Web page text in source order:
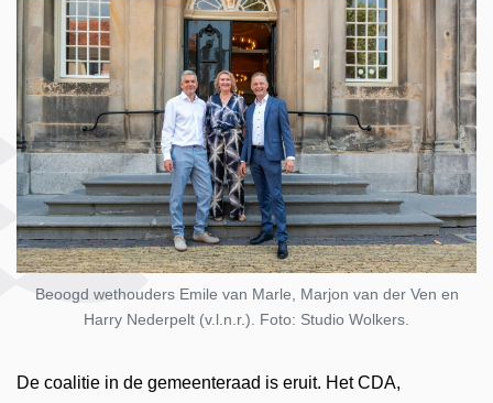
Beoogd wethouders Emile van Marle, Marjon van der Ven en
Harry Nederpelt (v.l.n.r.). Foto: Studio Wolkers.
De coalitie in de gemeenteraad is eruit. Het CDA,